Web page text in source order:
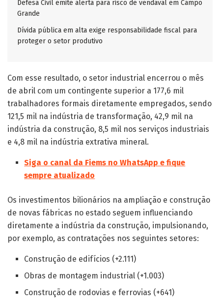
Defesa Civil emite alerta para risco de vendaval em Campo
Grande
Dívida pública em alta exige responsabilidade fiscal para
proteger o setor produtivo
Com esse resultado, o setor industrial encerrou o mês
de abril com um contingente superior a 177,6 mil
trabalhadores formais diretamente empregados, sendo
121,5 mil na indústria de transformação, 42,9 mil na
indústria da construção, 8,5 mil nos serviços industriais
e 4,8 mil na indústria extrativa mineral.
Siga o canal da Fiems no WhatsApp e fique
sempre atualizado
Os investimentos bilionários na ampliação e construção
de novas fábricas no estado seguem influenciando
diretamente a indústria da construção, impulsionando,
por exemplo, as contratações nos seguintes setores:
Construção de edifícios (+2.111)
Obras de montagem industrial (+1.003)
Construção de rodovias e ferrovias (+641)